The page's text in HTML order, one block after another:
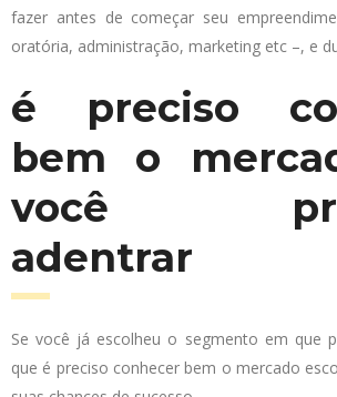
fazer antes de começar seu
oratória, administração, marketing etc –, e
é preciso
bem o
você
adentrar
Se você já escolheu o segmento em que
que é preciso conhecer bem o mercado